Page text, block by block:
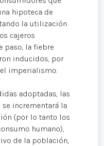
hipoteca de
la utilización
cajeros
paso, la fiebre
inducidos, por
imperialismo.
adoptadas, las
incrementará la
(por lo tanto los
humano),
de la población,